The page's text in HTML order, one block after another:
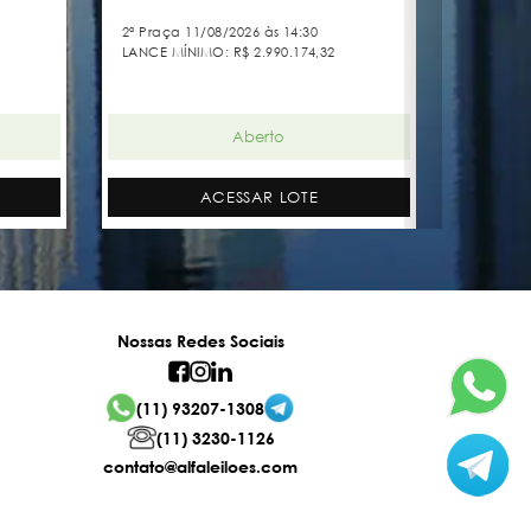
2ª Praça 11/08/2026 às 14:30
LANCE MÍNIMO: R$ 2.990.174,32
Aberto
ACESSAR LOTE
Nossas Redes Sociais
(11) 93207-1308
(11) 3230-1126
contato@alfaleiloes.com